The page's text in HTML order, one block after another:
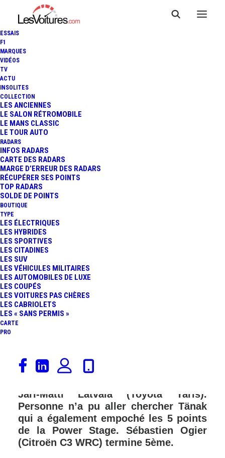
ESSAIS
F1
MARQUES
VIDÉOS
TV
ACTU
INSOLITES
COLLECTION
LES ANCIENNES
LE SALON RÉTROMOBILE
LE MANS CLASSIC
LE TOUR AUTO
RADARS
INFOS RADARS
CARTE DES RADARS
MARGE D’ERREUR DES RADARS
RÉCUPÉRER SES POINTS
TOP RADARS
SOLDE DE POINTS
BOUTIQUE
TYPE
LES ÉLECTRIQUES
LES HYBRIDES
LES SPORTIVES
LES CITADINES
LES SUV
LES VÉHICULES MILITAIRES
LES AUTOMOBILES DE LUXE
LES COUPÉS
LES VOITURES PAS CHÈRES
LES CABRIOLETS
LES « SANS PERMIS »
CARTE
PRO
WRC - FINLANDE : CARTON
PLEIN POUR OTT TÄNAK
Ott Tänak (Toyota Yaris WRC)
remporte le rallye de Finlande devant
Jari-Matti Latvala (Toyota Yaris).
Personne n’a pu aller chercher Tänak
qui a également empoché les 5 points
de la Power Stage. Sébastien Ogier
(Citroën C3 WRC) termine 5ème.